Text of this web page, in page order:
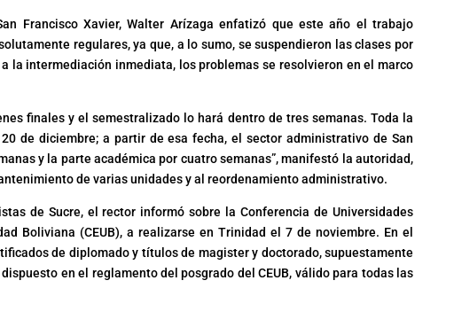
Francisco Xavier, Walter Arízaga enfatizó que este año el trabajo
regulares, ya que, a lo sumo, se suspendieron las clases por
la intermediación inmediata, los problemas se resolvieron en el marco
finales y el semestralizado lo hará dentro de tres semanas. Toda la
de diciembre; a partir de esa fecha, el sector administrativo de San
y la parte académica por cuatro semanas”, manifestó la autoridad,
de varias unidades y al reordenamiento administrativo.
de Sucre, el rector informó sobre la Conferencia de Universidades
Boliviana (CEUB), a realizarse en Trinidad el 7 de noviembre. En el
de diplomado y títulos de magister y doctorado, supuestamente
en el reglamento del posgrado del CEUB, válido para todas las